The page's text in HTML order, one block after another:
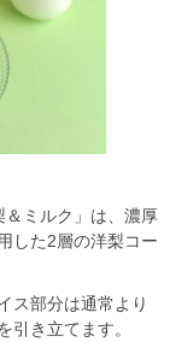
ミルク」は、濃厚
した2層の洋梨コー
ス部分は通常より
引き立てます。